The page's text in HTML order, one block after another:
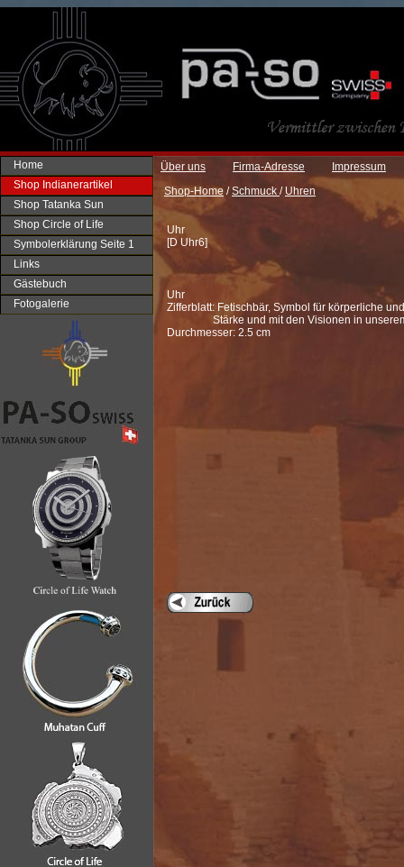
Home
Shop Indianerartikel
Shop Tatanka Sun
Shop Circle of Life
Symbolerklärung Seite 1
Links
Gästebuch
Fotogalerie
Über uns Firma-Adresse
Impressum
Shop-Home /Schmuck / Uhren
Uhr
[D Uhr6]
Uhr
Zifferblatt: Fetischbär, Symbol für körperliche
Stärke und mit den Visionen in
Durchmesser: 2.5 cm